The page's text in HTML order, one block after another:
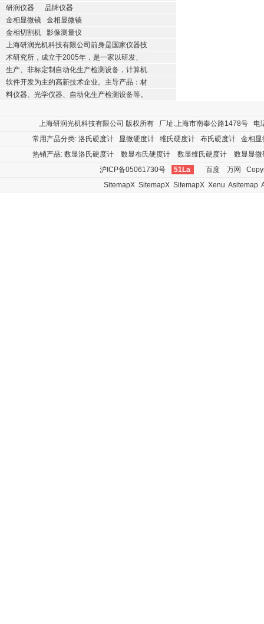
研润仪器
品牌仪器
金相显微镜
金相显微镜
金相切割机
影像测量仪
上海研润光机科技有限公司前身是国家仪器技
术研究所，成立于2005年，是一家以研发、
生产、非标定制自动化生产检测设备，计算机
软件开发为主的高新技术企业。主导产品：材
料仪器、光学仪器、自动化生产检测设备等。
上海研润光机科技有限公司 版权所有 厂址:上海市南奉公路1478号
常用产品分类: 洛氏硬度计 显微硬度计 维氏硬度计 布氏硬度计
金相显
热销产品: 数显洛氏硬度计 数显布氏硬度计 数显维氏硬度计
数显显微
沪ICP备05061730号
51La 百度 万网
SitemapX SitemapX SitemapX Xenu Asitemap